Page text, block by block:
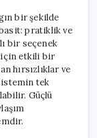
bir şekilde
basit: pratiklik ve
bir seçenek
için etkili bir
hırsızlıklar ve
tek
Güçlü